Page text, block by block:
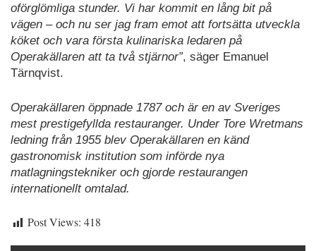
oförglömliga stunder. Vi har kommit en lång bit på
vägen – och nu ser jag fram emot att fortsätta utveckla
köket och vara första kulinariska ledaren på
Operakällaren att ta två stjärnor”, säger Emanuel
Tärnqvist.
Operakällaren öppnade 1787 och är en av Sveriges
mest prestigefyllda restauranger. Under Tore Wretmans
ledning från 1955 blev Operakällaren en känd
gastronomisk institution som införde nya
matlagningstekniker och gjorde restaurangen
internationellt omtalad.
Post Views: 418